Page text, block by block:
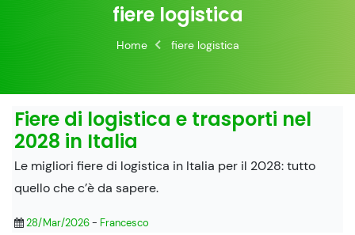
fiere logistica
Home fiere logistica
Fiere di logistica e trasporti nel
2028 in Italia
Le migliori fiere di logistica in Italia per il 2028: tutto
quello che c’è da sapere.
28/Mar/2026- Francesco